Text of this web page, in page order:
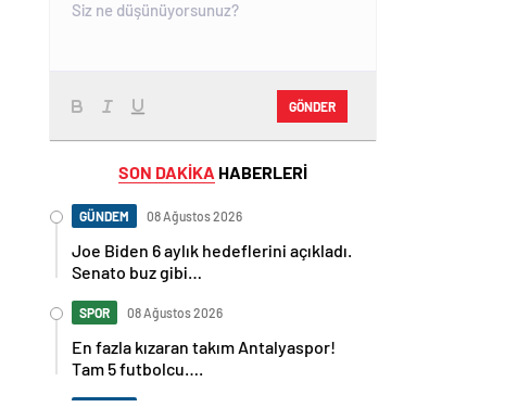
GÖNDER
SON DAKİKA HABERLERİ
GÜNDEM 08 Ağustos 2026
Joe Biden 6 aylık hedeflerini açıkladı.
Senato buz gibi…
SPOR 08 Ağustos 2026
En fazla kızaran takım Antalyaspor!
Tam 5 futbolcu….